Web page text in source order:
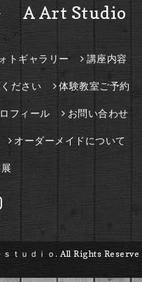
A Art Studio
トギャラリー 講座内容
ださい 体験教室ご予約
フィール お問い合わせ
オーダーメイドについて
ｔｕｄｉｏ . All Rights Reserve